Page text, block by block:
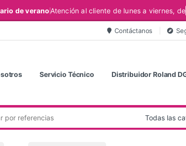
de veranoAtención al cliente de lunes a viernes, de
Contáctanos
Servicio Técnico Distribuidor Roland